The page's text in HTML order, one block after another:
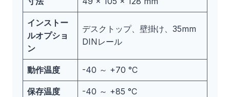
インストー
ルオプショ
ン
デスクトップ、壁掛け、35mm
DINレール
動作温度 -40 ～ +70 °C
保存温度 -40 ～ +85 °C